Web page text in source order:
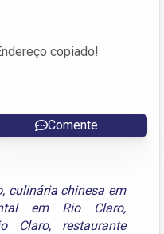
copiado!
Comente
, culinária chinesa em
em Rio Claro,
Claro, restaurante